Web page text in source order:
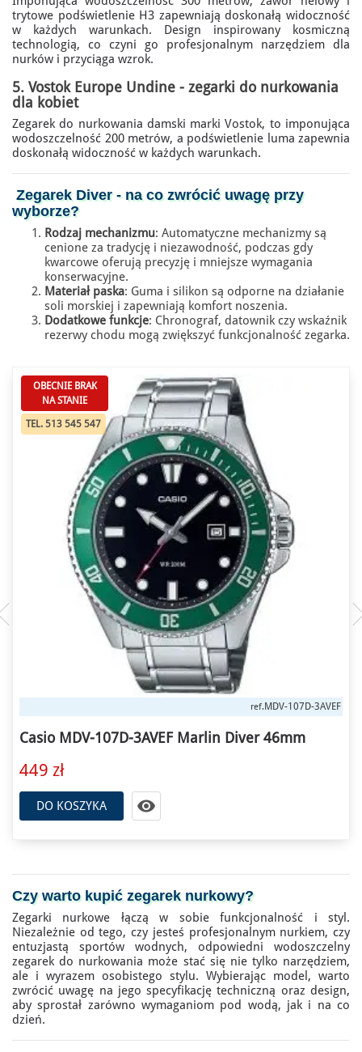
trytowe podświetlenie H3 zapewniają doskonałą widoczność
w każdych warunkach. Design inspirowany kosmiczną
technologią, co czyni go profesjonalnym narzędziem dla
nurków i przyciąga wzrok.
5. Vostok Europe Undine - zegarki do nurkowania
dla kobiet
Zegarek do nurkowania damski marki Vostok, to imponująca
wodoszczelność 200 metrów, a podświetlenie luma zapewnia
doskonałą widoczność w każdych warunkach.
Zegarek Diver- na co zwrócić uwagę przy
wyborze?
Rodzaj mechanizmu: Automatyczne mechanizmy są
cenione za tradycję i niezawodność, podczas gdy
kwarcowe oferują precyzję i mniejsze wymagania
konserwacyjne.
Materiał paska: Guma i silikon są odporne na działanie
soli morskiej i zapewniają komfort noszenia.
Dodatkowe funkcje: Chronograf, datownik czy wskaźnik
rezerwy chodu mogą zwiększyć funkcjonalność zegarka.
OBECNIE BRAK
NA STANIE
TEL. 513 545 547
ref. MDV-107D-3AVEF
Casio MDV-107D-3AVEF Marlin Diver 46mm
449 zł
DO KOSZYKA 
Czy warto kupićzegarek nurkowy?
Zegarki nurkowe łączą w sobie funkcjonalność i styl.
Niezależnie od tego, czy jesteś profesjonalnym nurkiem, czy
entuzjastą sportów wodnych, odpowiedni wodoszczelny
zegarek do nurkowania może stać się nie tylko narzędziem,
ale i wyrazem osobistego stylu. Wybierając model, warto
zwrócić uwagę na jego specyfikację techniczną oraz design,
aby sprostał zarówno wymaganiom pod wodą, jak i na co
dzień.